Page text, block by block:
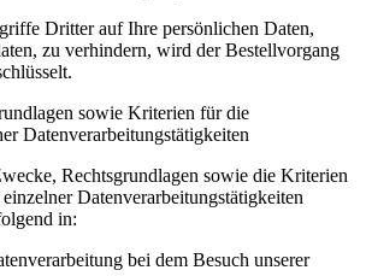
Dritter auf Ihre persönlichen Daten,
zu verhindern, wird der Bestellvorgang
sowie Kriterien für die
Datenverarbeitungstätigkeiten
Rechtsgrundlagen sowie die Kriterien
Datenverarbeitungstätigkeiten
in:
bei dem Besuch unserer